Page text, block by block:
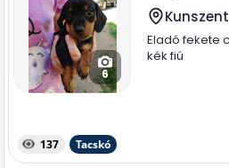
6
Eladó fekete
kék fiú
137 Tacskó